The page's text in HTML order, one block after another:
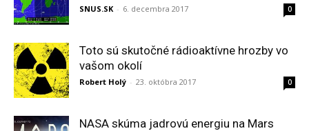
SNUS.SK - 6. decembra 2017 0
Toto sú skutočné rádioaktívne hrozby vo
vašom okolí
Robert Holý - 23. októbra 2017 0
NASA skúma jadrovú energiu na Mars